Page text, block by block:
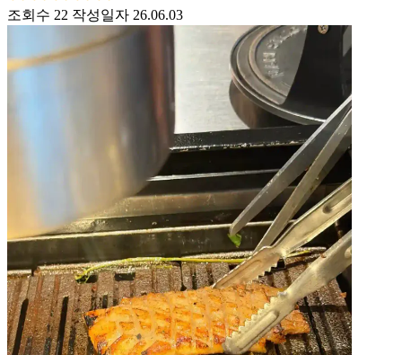
조회수 22 작성일자 26.06.03